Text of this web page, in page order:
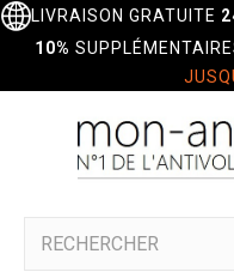
LIVRAISON GRATUITE
10%